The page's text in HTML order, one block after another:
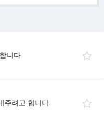
니다
공장이커서 여유부분을 임대주려고 합니다